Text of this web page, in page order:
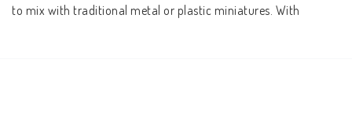
to mix with traditional metal or plastic miniatures. With